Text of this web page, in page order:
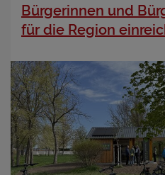
Bürgerinnen und
für die Region
Name
Cookies die
Anbieter
Cookie Name
Cookie Laufzeit
Infos